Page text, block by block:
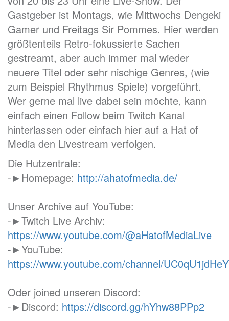
Gastgeber ist Montags, wie Mittwochs Dengeki
Gamer und Freitags Sir Pommes. Hier werden
größtenteils Retro-fokussierte Sachen
gestreamt, aber auch immer mal wieder
neuere Titel oder sehr nischige Genres, (wie
zum Beispiel Rhythmus Spiele) vorgeführt.
Wer gerne mal live dabei sein möchte, kann
einfach einen Follow beim Twitch Kanal
hinterlassen oder einfach hier auf a Hat of
Media den Livestream verfolgen.
Die Hutzentrale:
-►Homepage: http://ahatofmedia.de/
Unser Archive auf YouTube:
-►Twitch Live Archiv:
https://www.youtube.com/@aHatofMediaLive
-►YouTube:
https://www.youtube.com/channel/
Oder joined unseren Discord:
-►Discord: https://discord.gg/hYhw88PPp2